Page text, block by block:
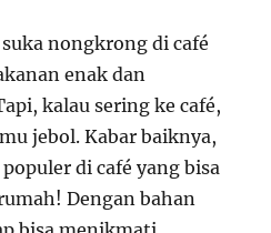
nongkrong di café
enak dan
kalau sering ke café,
jebol. Kabar baiknya,
di café yang bisa
Dengan bahan